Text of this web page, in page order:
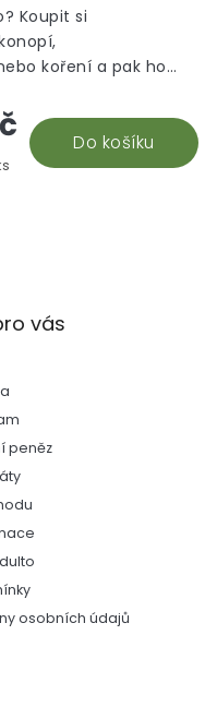
Do košíku
Koupit si
koření a pak ho
chuť, nebo se
dostal nezvaný...
vás
peněz
osobních údajů